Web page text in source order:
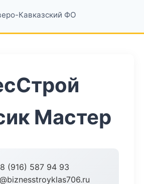
Кавказский ФО
Мастер
8 (916) 587 94 93